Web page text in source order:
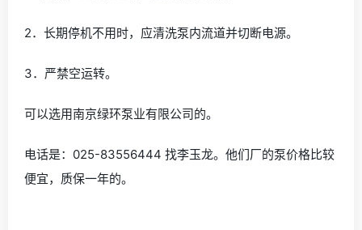
2．长期停机不用时，应清洗泵内流道并切断电源。
3．严禁空运转。
可以选用南京绿环泵业有限公司的。
电话是：025-83556444 找李玉龙。他们厂的泵价格比较
便宜，质保一年的。